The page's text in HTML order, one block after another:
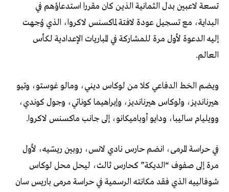
تسعة لاعبين بدل الثمانية الذين كان مقررا استدعاؤهم في
البداية، مع تسجيل عودة لافتة لماكسنس لاكروا، الذي وُجهت
إليه الدعوة لأول مرة للمشاركة في المباريات الإعدادية لكأس
العالم.
ويضم الخط الدفاعي كلا من لوكاس ديني، ومالو غوستو، وتيو
هيرنانديز، ولوكاس هيرنانديز، وإبراهيما كوناتي، وجول كوندي،
وويليام ساليبا، ودايو أوباميكانو، إلى جانب ماكسنس لاكروا.
في حراسة المرمى، انضم حارس نادي لانس، روبين ريسّيه، لأول
مرة إلى صفوف “الديكة” كحارس ثالث، ليحل محل لوكاس
شوفالييه الذي فقد مكانته الرسمية في حراسة مرمى باريس سان